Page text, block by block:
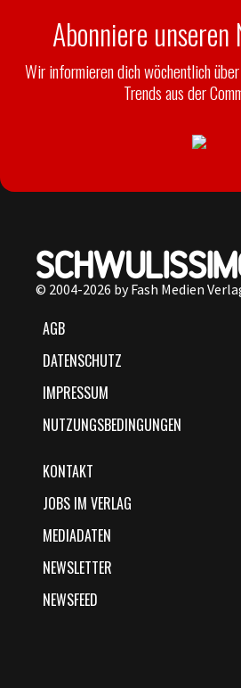
Abonniere
Wir informieren dich wöchentlich
Trends aus der
© 2004-2026 by Fash Medien
AGB
DATENSCHUTZ
IMPRESSUM
NUTZUNGSBEDINGUNGEN
KONTAKT
JOBS IM VERLAG
MEDIADATEN
NEWSLETTER
NEWSFEED